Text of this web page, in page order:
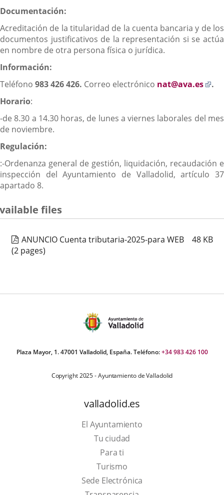
aplicación
externa.
Documentación:
Acreditación de la titularidad de la cuenta bancaria y de los
documentos justificativos de la representación si se actúa
en nombre de otra persona física o jurídica.
Información:
Teléfono 983 426 426. Correo electrónico nat@ava.es
.
Horario:
-de 8.30 a 14.30 horas, de lunes a viernes laborales del mes
de noviembre.
Regulación:
:-Ordenanza general de gestión, liquidación, recaudación e
inspección del Ayuntamiento de Valladolid, artículo 37
apartado 8.
files
ANUNCIO Cuenta tributaria-2025-para WEB 48 KB
(2 pages)
Plaza Mayor, 1. 47001 Valladolid, España. Teléfono:+34 983 426 100
Copyright 2025 - Ayuntamiento de Valladolid
valladolid.es
El Ayuntamiento
Tu ciudad
Para ti
TurismoThis
link
Sede Electrónica